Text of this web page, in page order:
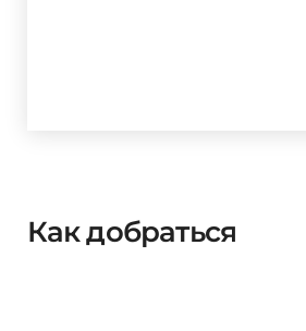
Как добраться